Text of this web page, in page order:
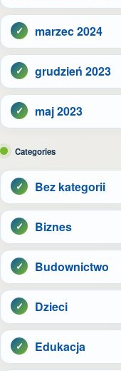
marzec 2024
grudzień 2023
maj 2023
Categories
Bez kategorii
Biznes
Budownictwo
Dzieci
Edukacja